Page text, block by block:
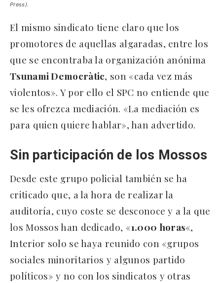
Press).
El mismo sindicato tiene claro que los
promotores de aquellas algaradas, entre los
que se encontraba la organización anónima
Tsunami Democràtic, son «cada vez más
violentos». Y por ello el SPC no entiende que
se les ofrezca mediación. «La mediación es
para quien quiere hablar», han advertido.
Sin participación de los Mossos
Desde este grupo policial también se ha
criticado que, a la hora de realizar la
auditoría, cuyo coste se desconoce y a la que
los Mossos han dedicado, «1.000 horas«,
Interior solo se haya reunido con «grupos
sociales minoritarios y algunos partido
políticos» y no con los sindicatos y otras